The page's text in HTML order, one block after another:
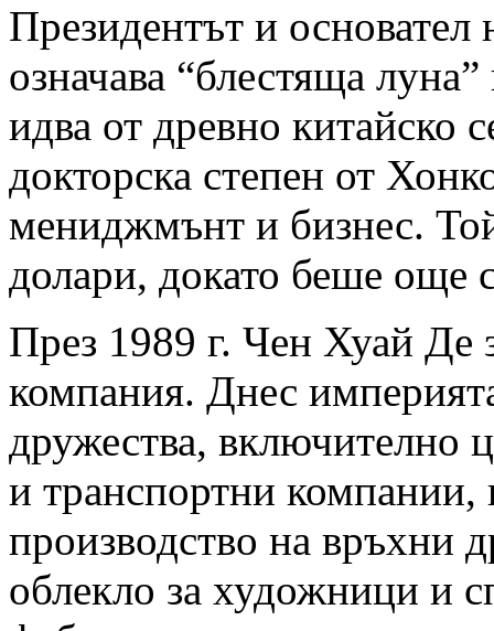
Президентът и
означава “блестяща
идва от древно китайско
докторска степен от
мениджмънт и бизнес.
долари, докато беше още
През 1989 г. Чен Хуай Де
компания. Днес
дружества, включително
и транспортни компании,
производство на връхни
облекло за художници и